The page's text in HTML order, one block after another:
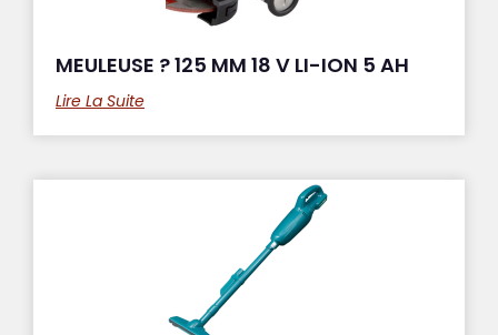
MEULEUSE ? 125 MM 18 V LI-ION 5 AH
Lire La Suite